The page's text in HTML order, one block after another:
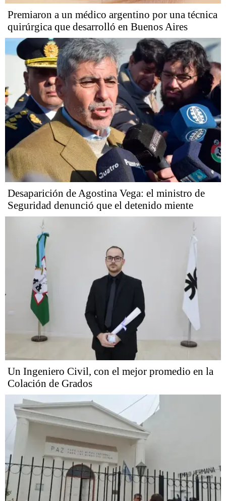
Premiaron a un médico argentino por una técnica
quirúrgica que desarrolló en Buenos Aires
Desaparición de Agostina Vega: el ministro de
Seguridad denunció que el detenido miente
Un Ingeniero Civil, con el mejor promedio en la
Colación de Grados